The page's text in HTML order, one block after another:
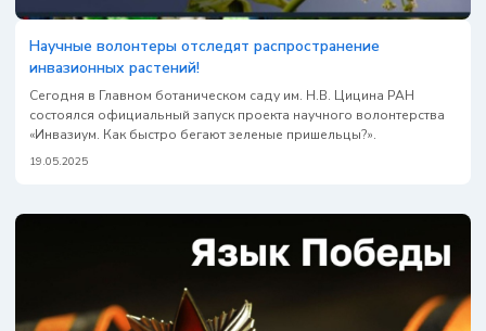
Научные волонтеры отследят распространение
инвазионных растений!
​Сегодня в Главном ботаническом саду им. Н.В. Цицина РАН
состоялся официальный запуск проекта научного волонтерства
«Инвазиум. Как быстро бегают зеленые пришельцы?».
19.05.2025